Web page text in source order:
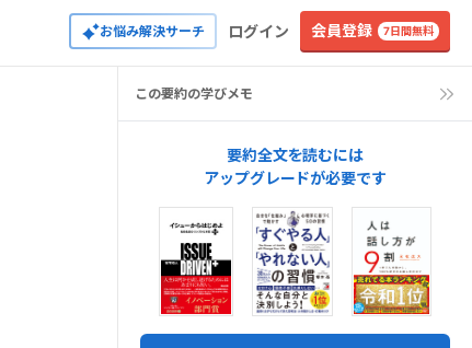
お悩み解決サーチ ログイン 会員登録 7日間無料
この要約の学びメモ
要約全文を読むには
アップグレードが必要です